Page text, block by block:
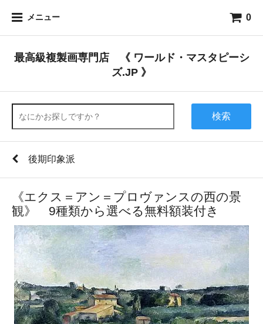
メニュー 0
最高級複製画専門店 《 ワールド・マスタピーシ
ズ.JP 》
検索
後期印象派
《エクス＝アン＝プロヴァンスの西の景
観》 9種類から選べる無料額装付き